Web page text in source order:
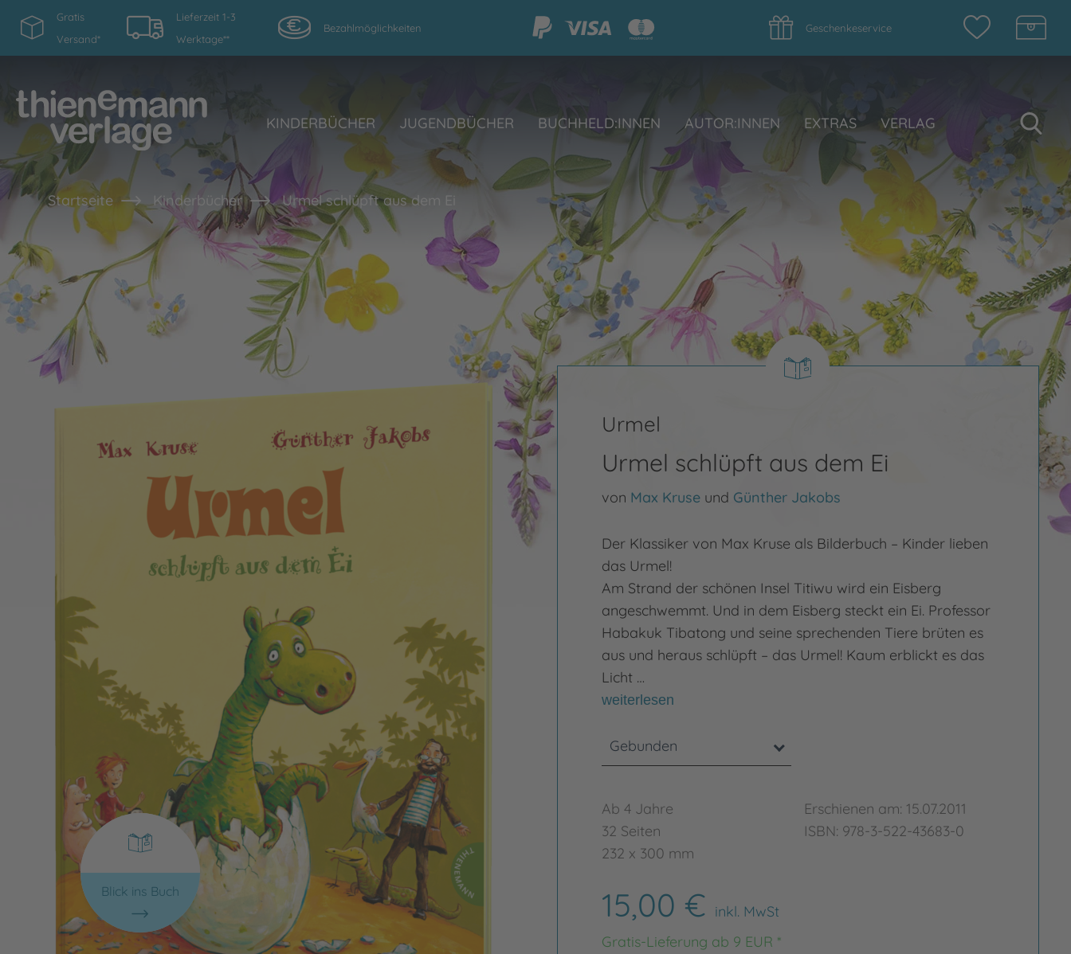
Gratis
Versand*
Lieferzeit 1-3
Werktage**
Bezahlmöglichkeiten Geschenkeservice
KINDERBÜCHER JUGENDBÜCHER BUCHHELD:INNEN AUTOR:INNEN EXTRAS VERLAG
Startseite Kinderbücher Urmel schlüpft aus dem Ei
Blick ins Buch
Urmel
Urmel schlüpft aus dem Ei
von Max Kruseund Günther Jakobs
Der Klassiker von Max Kruse als Bilderbuch – Kinder lieben
das Urmel!
Am Strand der schönen Insel Titiwu wird ein Eisberg
angeschwemmt. Und in dem Eisberg steckt ein Ei. Professor
Habakuk Tibatong und seine sprechenden Tiere brüten es
aus und heraus schlüpft – das Urmel! Kaum erblickt es das
Licht …
weiterlesen
Gebunden
Ab 4 Jahre
32 Seiten
232 x 300 mm
Erschienen am: 15.07.2011
ISBN: 978-3-522-43683-0
15,00 € inkl. MwSt
Gratis-Lieferung ab 9 EUR *